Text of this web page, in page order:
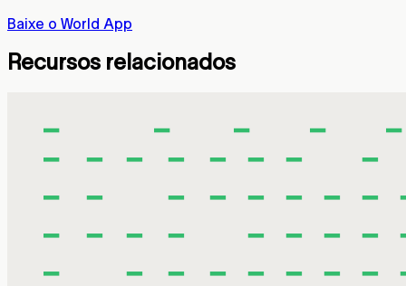
Baixe o World App
Recursos relacionados